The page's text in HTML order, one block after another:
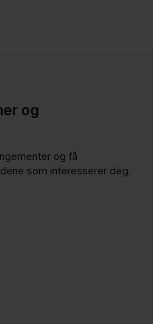
og
og få
som interesserer deg.